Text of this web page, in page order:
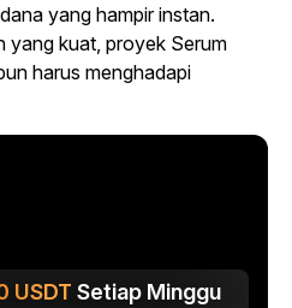
yang hampir instan.
yang kuat, proyek Serum
harus menghadapi
USDT Setiap Minggu